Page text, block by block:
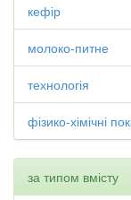
кефір
молоко-питне
технологія
фізико-хімічні
за типом вмісту